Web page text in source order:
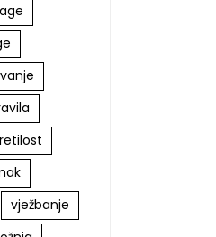
vježbanje